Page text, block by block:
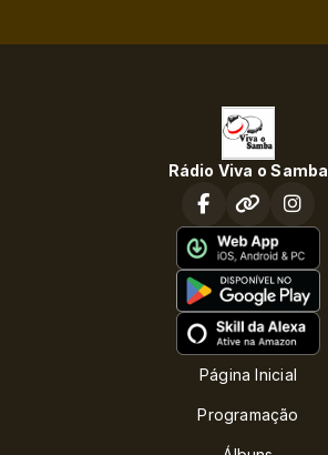
Rádio Viva o Samba
Página Inicial
Programação